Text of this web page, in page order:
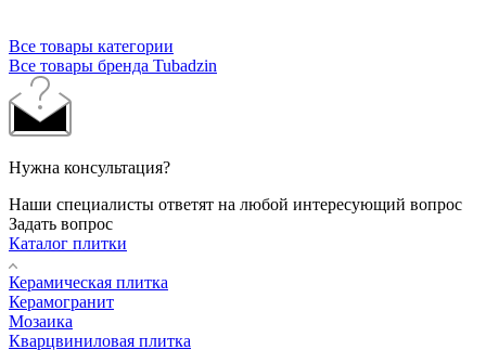
Все товары категории
Все товары бренда Tubadzin
Нужна консультация?
Наши специалисты ответят на любой интересующий вопрос
Задать вопрос
Каталог плитки
Керамическая плитка
Керамогранит
Мозаика
Кварцвиниловая плитка